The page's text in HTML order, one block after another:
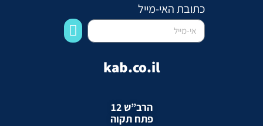
כתובת האי-מייל
kab.co.il
הרב”ש 12
פתח תקוה